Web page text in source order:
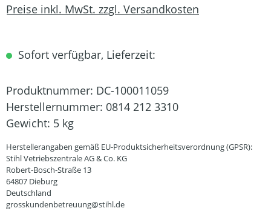
Preise inkl. MwSt. zzgl. Versandkosten
Sofort verfügbar, Lieferzeit:
Produktnummer: DC-100011059
Herstellernummer: 0814 212 3310
Gewicht: 5 kg
Herstellerangaben gemäß EU-Produktsicherheitsverordnung (GPSR):
Stihl Vetriebszentrale AG & Co. KG
Robert-Bosch-Straße 13
64807 Dieburg
Deutschland
grosskundenbetreuung@stihl.de